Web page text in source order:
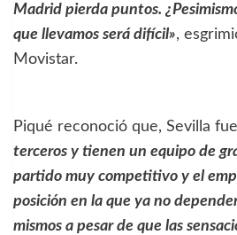
Madrid pierda puntos.
que llevamos será difícil»,
Movistar.
Piqué reconoció que, Sevilla
terceros y tienen un equipo de
partido muy competitivo y el
posición en la que ya no
mismos a pesar de que las